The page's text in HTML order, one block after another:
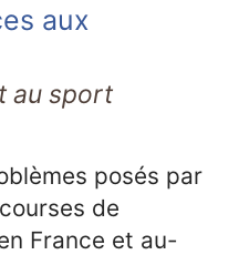
aux
au sport
posés par
de
France et au-